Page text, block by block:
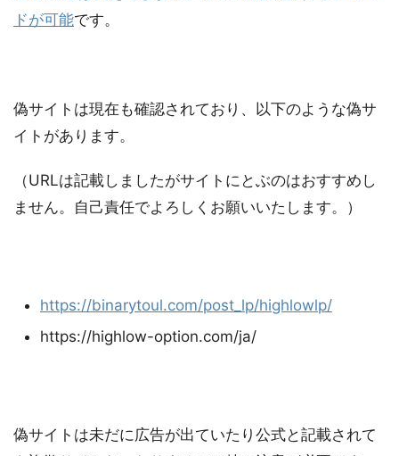
ドが可能です。
偽サイトは現在も確認されており、以下のような偽サ
イトがあります。
（URLは記載しましたがサイトにとぶのはおすすめし
ません。自己責任でよろしくお願いいたします。）
https://binarytoul.com/post_lp/highlowlp/
https://highlow-option.com/ja/
偽サイトは未だに広告が出ていたり公式と記載されて